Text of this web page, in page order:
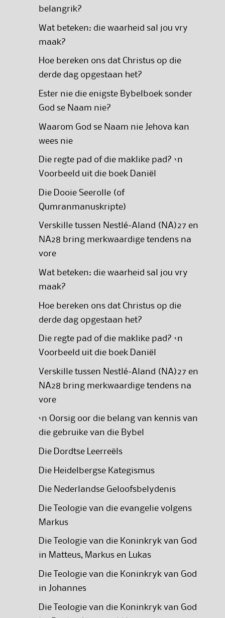
belangrik?
Wat beteken: die waarheid sal jou vry
maak?
Hoe bereken ons dat Christus op die
derde dag opgestaan het?
Ester nie die enigste Bybelboek sonder
God se Naam nie?
Waarom God se Naam nie Jehova kan
wees nie
Die regte pad of die maklike pad? ‘n
Voorbeeld uit die boek Daniël
Die Dooie Seerolle (of
Qumranmanuskripte)
Verskille tussen Nestlé-Aland (NA)27 en
NA28 bring merkwaardige tendens na
vore
Wat beteken: die waarheid sal jou vry
maak?
Hoe bereken ons dat Christus op die
derde dag opgestaan het?
Die regte pad of die maklike pad? ‘n
Voorbeeld uit die boek Daniël
Verskille tussen Nestlé-Aland (NA)27 en
NA28 bring merkwaardige tendens na
vore
‘n Oorsig oor die belang van kennis van
die gebruike van die Bybel
Die Dordtse Leerreëls
Die Heidelbergse Kategismus
Die Nederlandse Geloofsbelydenis
Die Teologie van die evangelie volgens
Markus
Die Teologie van die Koninkryk van God
in Matteus, Markus en Lukas
Die Teologie van die Koninkryk van God
in Johannes
Die Teologie van die Koninkryk van God